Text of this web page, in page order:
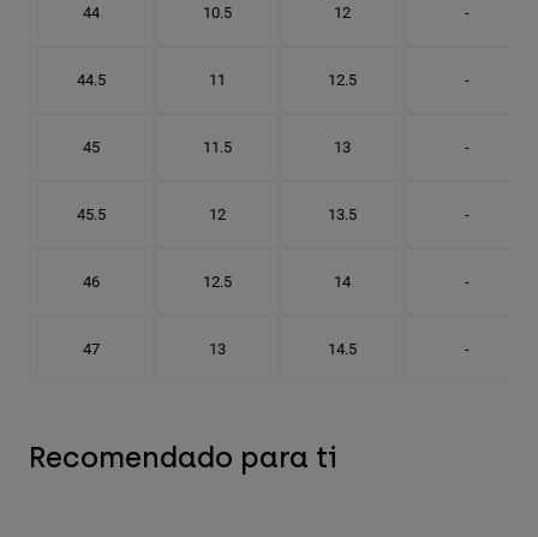
44 10.5 12 -
44.5 11 12.5 -
45 11.5 13 -
45.5 12 13.5 -
46 12.5 14 -
47 13 14.5 -
Recomendado para ti